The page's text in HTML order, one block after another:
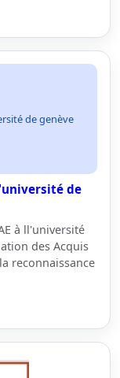
de genève
de
à ll'université
des Acquis
reconnaissance